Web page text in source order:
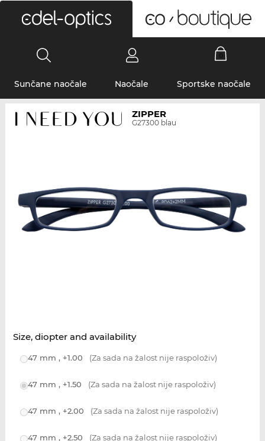
Sunčane naočale Naočale Sportske naočale
ZIPPER
G27300 blau
Size, diopter and availability
47 mm , +1.00 (Za sada na žalost nije raspoloživ)
47 mm , +1.50 (Za sada na žalost nije raspoloživ)
47 mm , +2.00 (Za sada na žalost nije raspoloživ)
47 mm , +2.50 (Za sada na žalost nije raspoloživ)